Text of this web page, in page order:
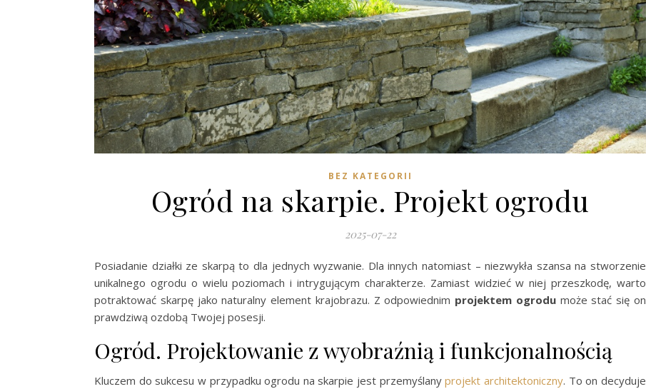
BEZ KATEGORII
Ogród na skarpie. Projekt ogrodu
2025-07-22
Posiadanie działki ze skarpą to dla jednych wyzwanie. Dla innych natomiast – niezwykła szansa na stworzenie
unikalnego ogrodu o wielu poziomach i intrygującym charakterze. Zamiast widzieć w niej przeszkodę, warto
potraktować skarpę jako naturalny element krajobrazu. Z odpowiednim projektem ogrodumoże stać się on
prawdziwą ozdobą Twojej posesji.
Ogród. Projektowanie z wyobraźnią i funkcjonalnością
Kluczem do sukcesu w przypadku ogrodu na skarpie jest przemyślanyprojekt architektoniczny. To on decyduje